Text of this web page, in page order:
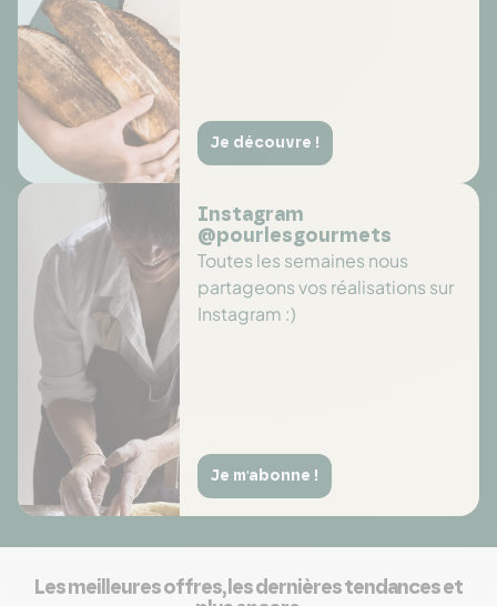
Je découvre !
Instagram
@pourlesgourmets
Toutes les semaines nous
partageons vos réalisations sur
Instagram :)
Je m'abonne !
Les meilleures offres, les dernières tendances et